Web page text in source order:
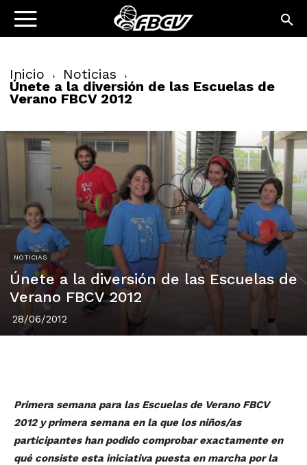
Inicio Noticias
Únete a la diversión de las Escuelas de
Verano FBCV 2012
NOTICIAS
Únete a la diversión de las Escuelas de
Verano FBCV 2012
28/06/2012
Primera semana para las Escuelas de Verano FBCV
2012 y primera semana en la que los niños/as
participantes han podido comprobar exactamente en
qué consiste esta iniciativa puesta en marcha por la